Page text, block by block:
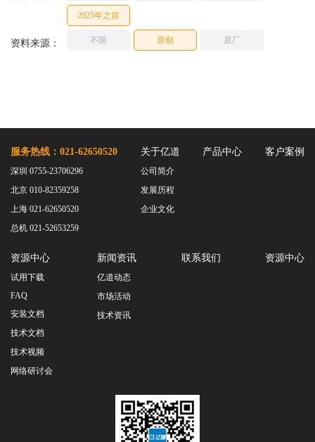
2025年之前
资料来源： 不限 原创 原厂
服务热线：021-62650520
深圳 0755-23706296
北京 010-82359258
上海 021-62650520
总机 021-52653259
关于亿道
公司简介
发展历程
企业文化
产品中心 客户案例
资源中心
试用下载
FAQ
安装文档
技术文档
技术视频
网络研讨会
新闻资讯
亿道动态
市场活动
技术资讯
联系我们 资源中心